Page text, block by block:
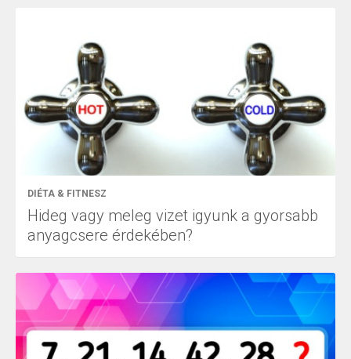
DIÉTA & FITNESZ
Hideg vagy meleg vizet igyunk a gyorsabb
anyagcsere érdekében?